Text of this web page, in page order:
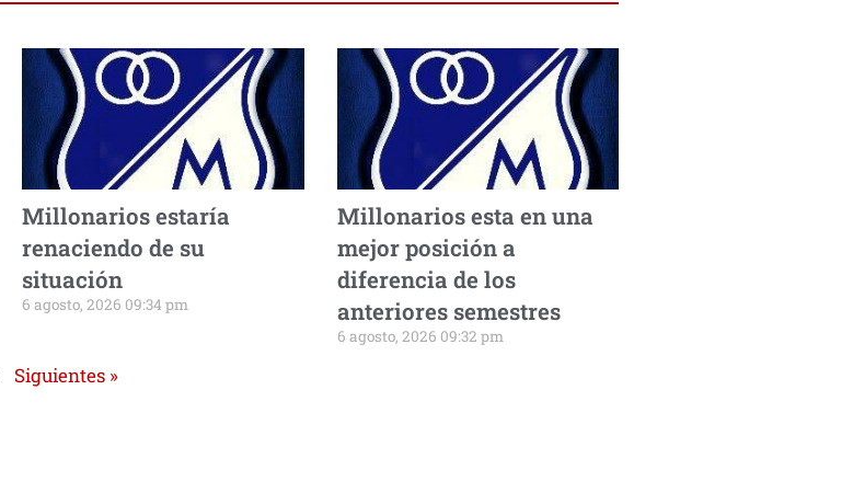
Millonarios estaría
renaciendo de su
situación
6 agosto, 2026 09:34 pm
Millonarios esta en una
mejor posición a
diferencia de los
anteriores semestres
6 agosto, 2026 09:32 pm
Siguientes »